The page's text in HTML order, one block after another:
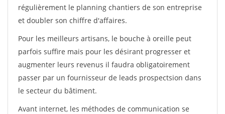
régulièrement le planning chantiers de son entreprise
et doubler son chiffre d'affaires.
Pour les meilleurs artisans, le bouche à oreille peut
parfois suffire mais pour les désirant progresser et
augmenter leurs revenus il faudra obligatoirement
passer par un fournisseur de leads prospectsion dans
le secteur du bâtiment.
Avant internet, les méthodes de communication se